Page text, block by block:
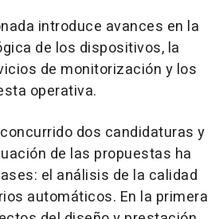
introduce avances en la
de los dispositivos, la
de monitorización y los
operativa.
dos candidaturas y
de las propuestas ha
el análisis de la calidad
automáticos. En la primera